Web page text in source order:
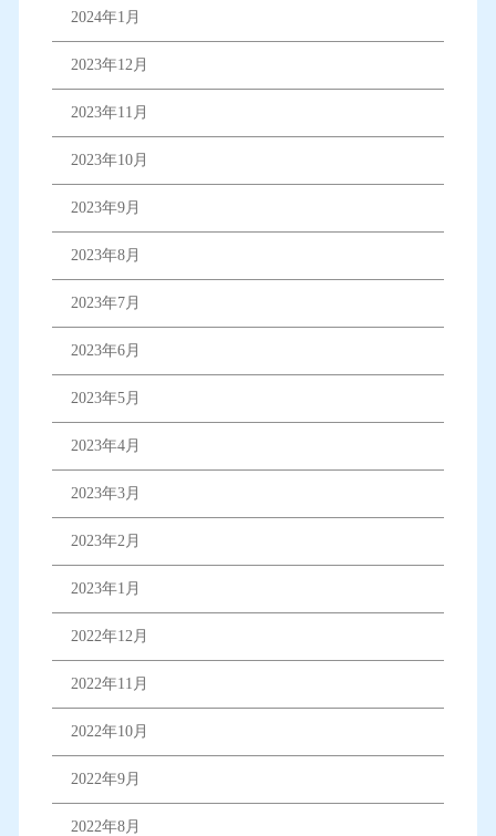
2024年1月
2023年12月
2023年11月
2023年10月
2023年9月
2023年8月
2023年7月
2023年6月
2023年5月
2023年4月
2023年3月
2023年2月
2023年1月
2022年12月
2022年11月
2022年10月
2022年9月
2022年8月